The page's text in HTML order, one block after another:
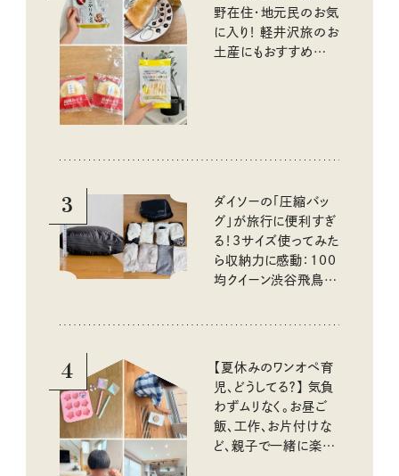
野在住・地元民のお気
に入り！ 軽井沢旅のお
土産にもおすすめのお
3
ダイソーの「圧縮バッ
グ」が旅行に便利すぎ
る！3サイズ使ってみた
ら収納力に感動：100
均クイーン渋谷飛鳥の
4
【夏休みのワンオペ育
児、どうしてる？】 気負
わずムリなく。お昼ご
飯、工作、お片付けな
ど、親子で一緒に楽し